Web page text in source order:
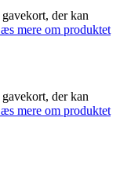
der kan
mere om produktet
der kan
mere om produktet